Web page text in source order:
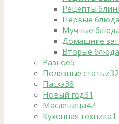
Рецепты
Первые блюда
Мучные блюда
Домашние
Вторые блюда
Разное5
Полезные статьи32
Пасха38
Новый год31
Масленица42
Кухонная техника1